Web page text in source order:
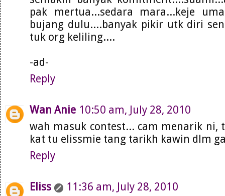
pak mertua...sedara mara...keje
bujang dulu....banyak pikir utk diri
tuk org keliling....
-ad-
Reply
Wan Anie 10:50 am, July 28, 2010
wah masuk contest... cam menarik ni,
kat tu elissmie tang tarikh kawin dlm
Reply
Eliss
11:36 am, July 28, 2010